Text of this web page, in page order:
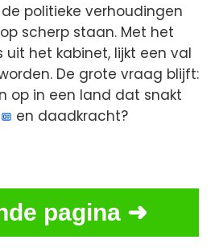
politieke verhoudingen
scherp staan. Met het
uit het kabinet, lijkt een val
De grote vraag blijft:
op in een land dat snakt
en daadkracht?
pagina ➜